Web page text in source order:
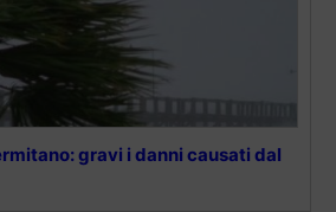
gravi i danni causati dal